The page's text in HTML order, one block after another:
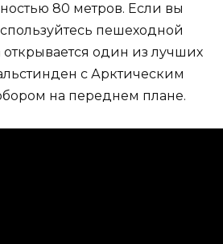
80 метров. Если вы
пешеходной
один из лучших
с Арктическим
на переднем плане.